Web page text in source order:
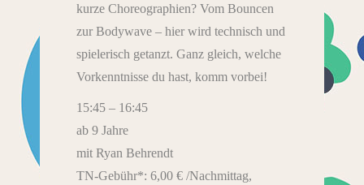
kurze Choreographien? Vom Bouncen
zur Bodywave – hier wird technisch und
spielerisch getanzt. Ganz gleich, welche
Vorkenntnisse du hast, komm vorbei!
15:45 – 16:45
ab 9 Jahre
mit Ryan Behrendt
TN-Gebühr*: 6,00 € /Nachmittag,